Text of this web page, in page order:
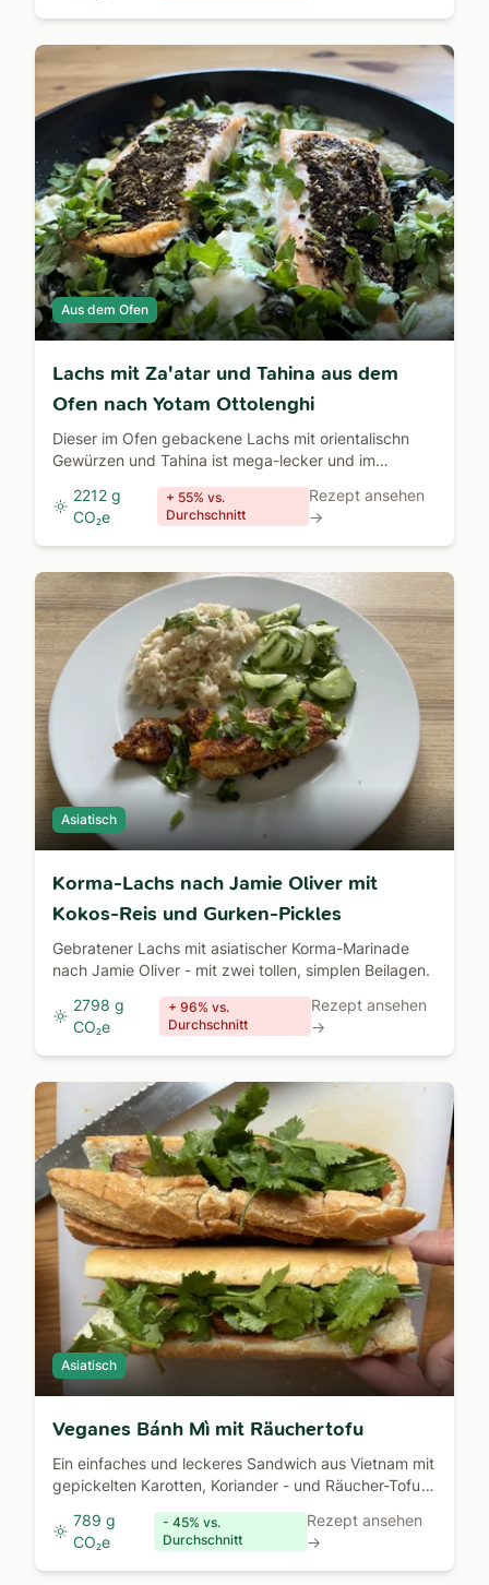
Aus dem Ofen
Lachs mit Za'atar und Tahina aus dem
Ofen nach Yotam Ottolenghi
Dieser im Ofen gebackene Lachs mit orientalischn
Gewürzen und Tahina ist mega-lecker und im
2212 g
CO₂e
+ 55% vs.
Durchschnitt
Rezept ansehen
→
Asiatisch
Korma-Lachs nach Jamie Oliver mit
Kokos-Reis und Gurken-Pickles
Gebratener Lachs mit asiatischer Korma-Marinade
nach Jamie Oliver - mit zwei tollen, simplen Beilagen.
2798 g
CO₂e
+ 96% vs.
Durchschnitt
Rezept ansehen
→
Asiatisch
Veganes Bánh Mì mit Räuchertofu
Ein einfaches und leckeres Sandwich aus Vietnam mit
gepickelten Karotten, Koriander - und Räucher-Tofu
789 g
CO₂e
- 45% vs.
Durchschnitt
Rezept ansehen
→